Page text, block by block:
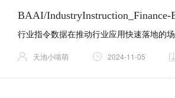
BAAI/IndustryInstruction_Finance-
天池小喵萌 2024-11-05